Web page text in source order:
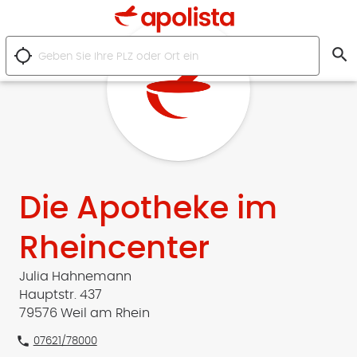
location_searching search
Die Apotheke im
Rheincenter
Julia Hahnemann
Hauptstr. 437
79576 Weil am Rhein
phone 07621/78000